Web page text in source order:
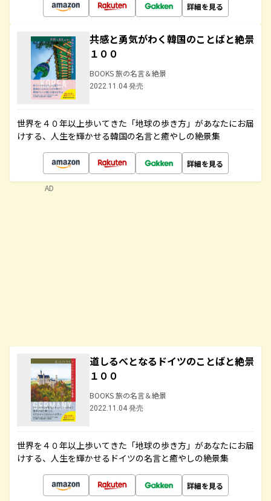
詳細を見る
共感と勇気がわく韓国のことばと絶景
１００
BOOKS 旅の名言＆絶景
2022.11.04 発売
世界を４０年以上歩いてきた「地球の歩き方」があなたにお届
けする、人生を輝かせる韓国の名言と癒やしの絶景集
詳細を見る
道しるべとなるドイツのことばと絶景
１００
BOOKS 旅の名言＆絶景
2022.11.04 発売
世界を４０年以上歩いてきた「地球の歩き方」があなたにお届
けする、人生を輝かせるドイツの名言と癒やしの絶景集
詳細を見る
AD